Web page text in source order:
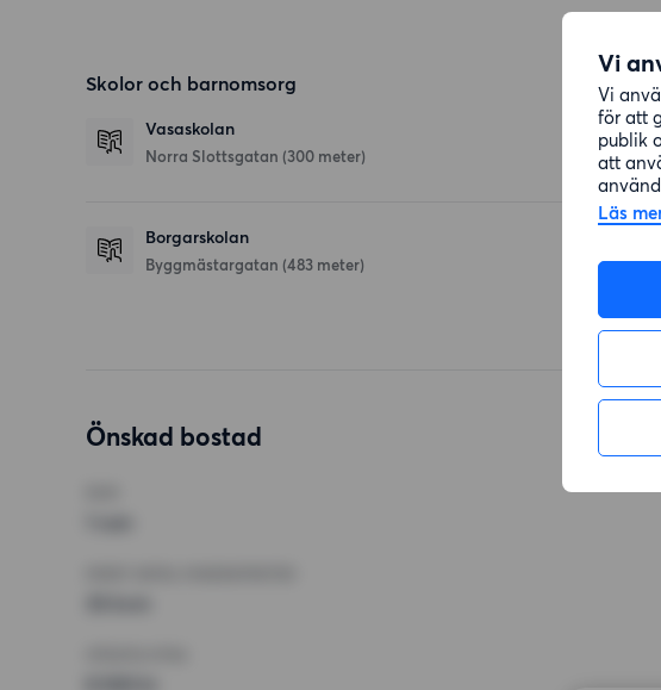
Vi
Vi
för att
publik
att
Läs
Skolor och barnomsorg
Vasaskolan
Norra Slottsgatan (300 meter)
Borgarskolan
Byggmästargatan (483 meter)
Önskad bostad